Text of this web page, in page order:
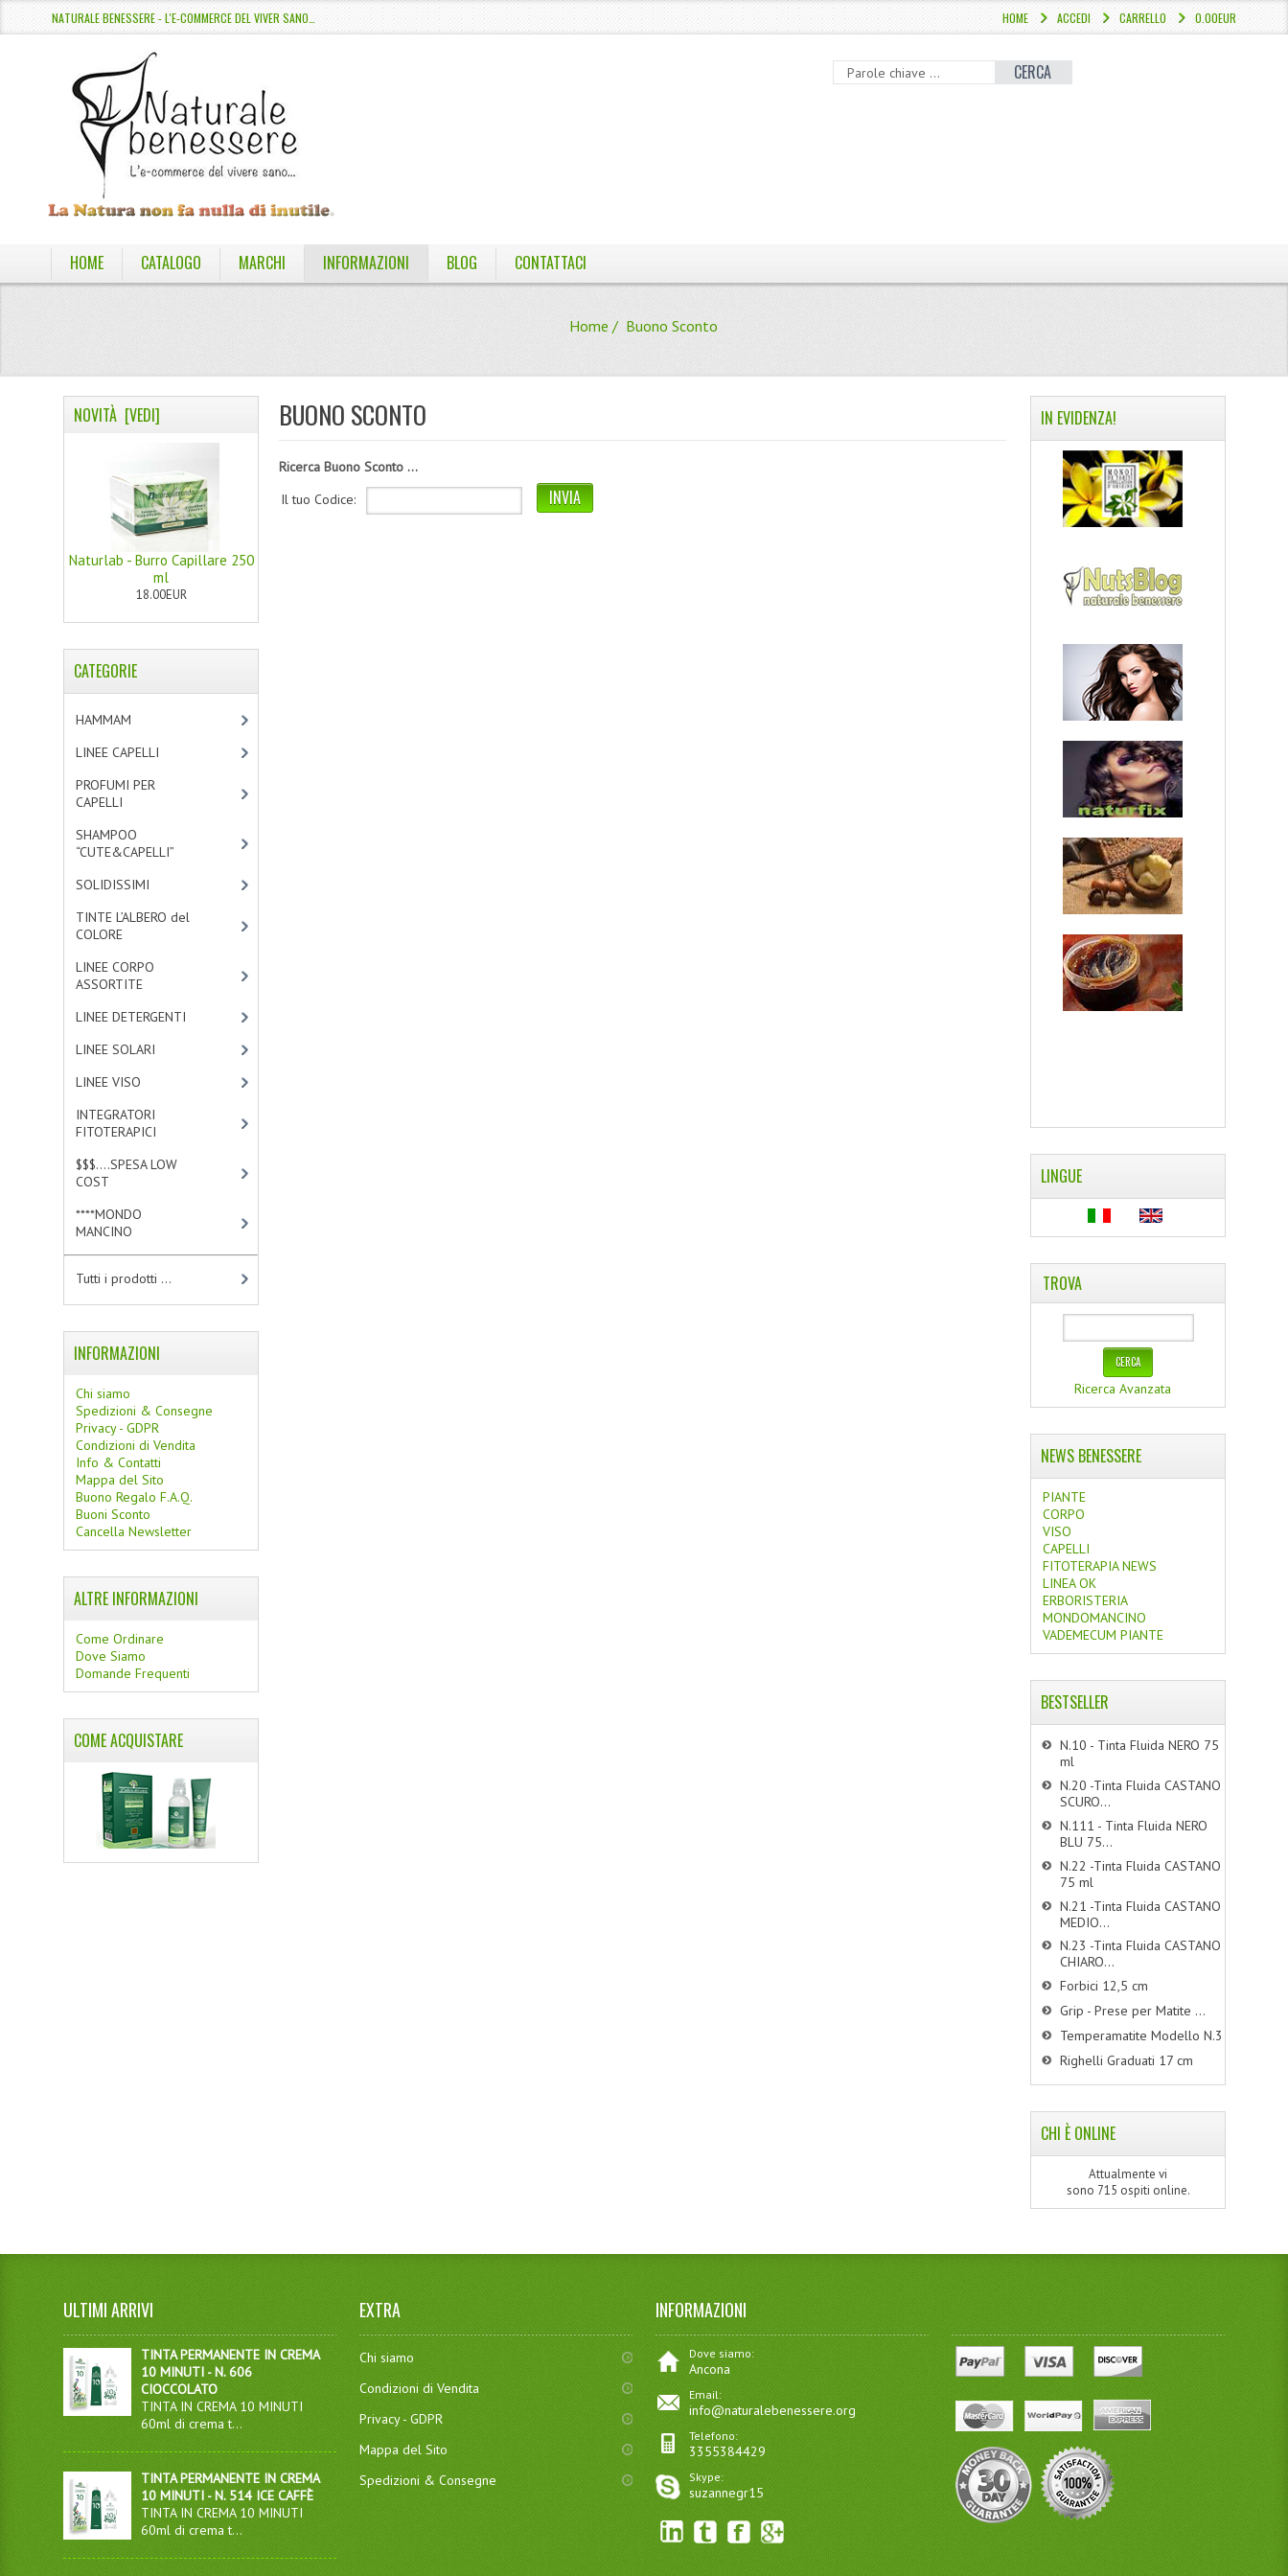
NATURALE BENESSERE - L'E-COMMERCE DEL VIVER SANO… 0.00EUR
CARRELLO
ACCEDI
HOME
CERCA
HOME CATALOGO MARCHI INFORMAZIONI BLOG CONTATTACI
Home / Buono Sconto
BUONO SCONTO
Ricerca Buono Sconto ...
Il tuo Codice:
NOVITÀ [VEDI]
Naturlab - Burro Capillare 250
ml
18.00EUR
CATEGORIE
HAMMAM
LINEE CAPELLI
PROFUMI PER
CAPELLI
SHAMPOO
“CUTE&CAPELLI”
SOLIDISSIMI
TINTE L’ALBERO del
COLORE
LINEE CORPO
ASSORTITE
LINEE DETERGENTI
LINEE SOLARI
LINEE VISO
INTEGRATORI
FITOTERAPICI
$$$....SPESA LOW
COST
****MONDO
MANCINO
Tutti i prodotti ...
INFORMAZIONI
Chi siamo
Spedizioni & Consegne
Privacy - GDPR
Condizioni di Vendita
Info & Contatti
Mappa del Sito
Buono Regalo F.A.Q.
Buoni Sconto
Cancella Newsletter
ALTRE INFORMAZIONI
Come Ordinare
Dove Siamo
Domande Frequenti
COME ACQUISTARE
IN EVIDENZA!
LINGUE
TROVA
Ricerca Avanzata
NEWS BENESSERE
PIANTE
CORPO
VISO
CAPELLI
FITOTERAPIA NEWS
LINEA OK
ERBORISTERIA
MONDOMANCINO
VADEMECUM PIANTE
BESTSELLER
N.10 - Tinta Fluida NERO 75
ml
N.20 -Tinta Fluida CASTANO
SCURO...
N.111 - Tinta Fluida NERO
BLU 75...
N.22 -Tinta Fluida CASTANO
75 ml
N.21 -Tinta Fluida CASTANO
MEDIO...
N.23 -Tinta Fluida CASTANO
CHIARO...
Forbici 12,5 cm
Grip - Prese per Matite ...
Temperamatite Modello N.3
Righelli Graduati 17 cm
CHI È ONLINE
Attualmente vi
sono 715 ospiti online.
ULTIMI ARRIVI
TINTA PERMANENTE IN CREMA
10 MINUTI - N. 606
CIOCCOLATO
TINTA IN CREMA 10 MINUTI
60ml di crema t...
TINTA PERMANENTE IN CREMA
10 MINUTI - N. 514 ICE CAFFÈ
TINTA IN CREMA 10 MINUTI
60ml di crema t...
EXTRA
Chi siamo
Condizioni di Vendita
Privacy - GDPR
Mappa del Sito
Spedizioni & Consegne
INFORMAZIONI
Dove siamo:
Ancona
Email:
info@naturalebenessere.org
Telefono:
3355384429
Skype:
suzannegr15